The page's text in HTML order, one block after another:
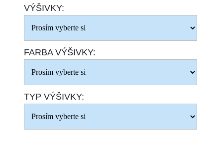
VÝŠIVKY:
FARBA VÝŠIVKY:
TYP VÝŠIVKY: